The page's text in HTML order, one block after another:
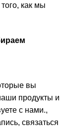
как мы
вы
продукты и
с нами.,
связаться